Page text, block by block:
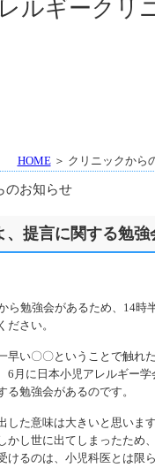
HOME＞ クリニックから
、提言に関する勉強
ら勉強会があるため、14時
ださい。
早い〇〇ということで触れ
6月に日本小児アレルギー
る勉強会があるのです。
した意味は大きいと思いま
かし世に出てしまったため
けるのは、小児科医とは限